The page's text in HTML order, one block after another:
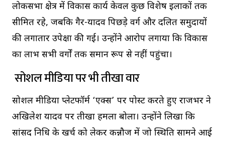
लोकसभा क्षेत्र में विकास कार्य केवल कुछ विशेष इलाकों तक
सीमित रहे, जबकि गैर-यादव पिछड़े वर्ग और दलित समुदायों
की लगातार उपेक्षा की गई। उन्होंने आरोप लगाया कि विकास
का लाभ सभी वर्गों तक समान रूप से नहीं पहुंचा।
सोशल मीडिया पर भी तीखा वार
सोशल मीडिया प्लेटफॉर्म ‘एक्स’ पर पोस्ट करते हुए राजभर ने
अखिलेश यादव पर तीखा हमला बोला। उन्होंने लिखा कि
सांसद निधि के खर्च को लेकर कन्नौज में जो स्थिति सामने आई